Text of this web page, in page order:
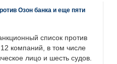
Озон банка и еще пяти
список против
компаний, в том числе
лицо и шесть судов.